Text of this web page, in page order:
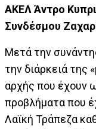
ΑΚΕΛ Άντρο
Συνδέσμου
Μετά την
την διάρκειά της
αρχής που έχουν
προβλήματα που
Λαϊκή Τράπεζα